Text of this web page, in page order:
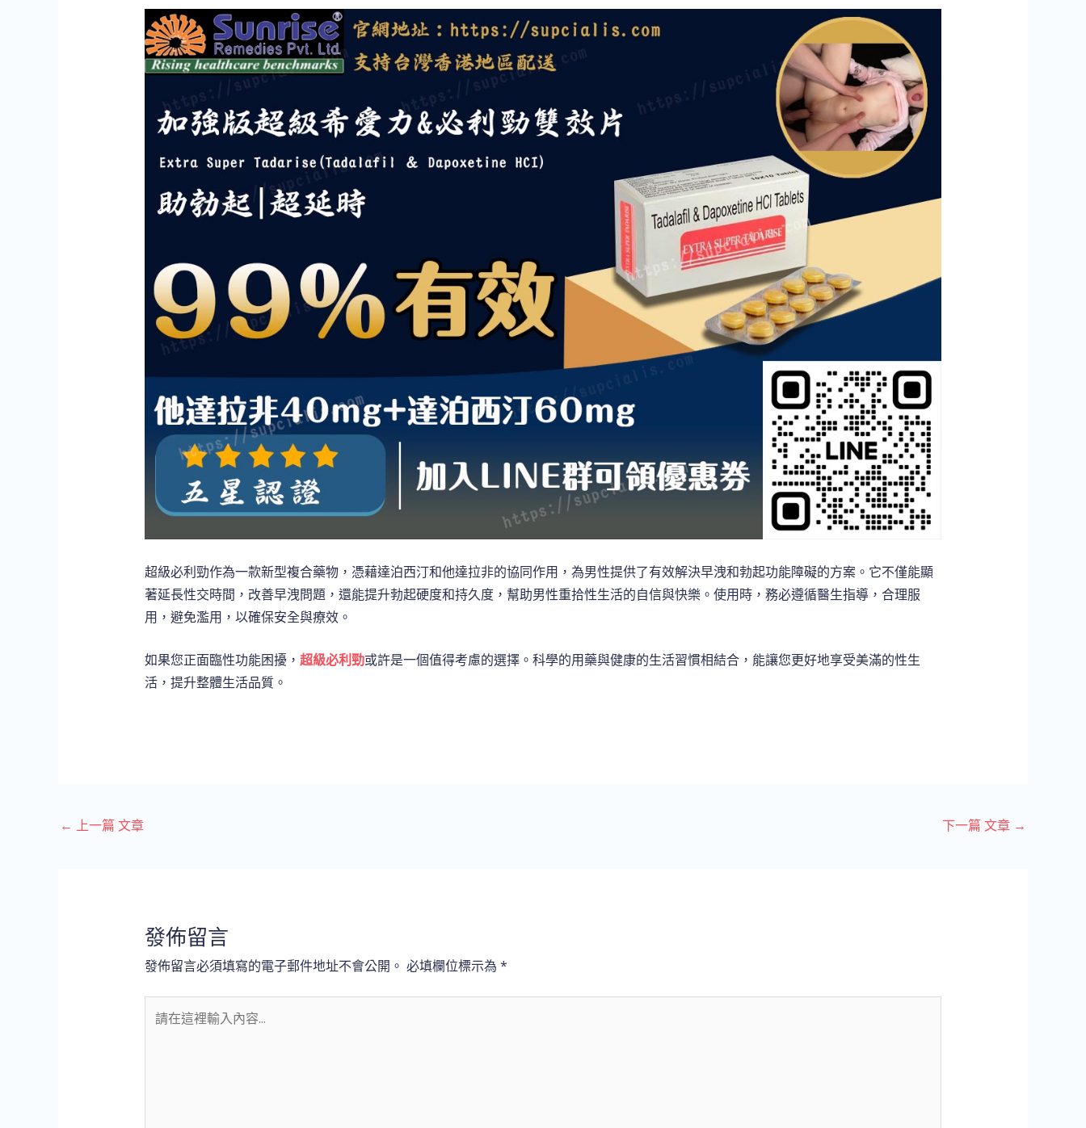
超級必利勁作為一款新型複合藥物，憑藉達泊西汀和他達拉非的協同作用，為男性提供了有效解決早洩和勃起功能障礙的方案。它不僅能顯
著延長性交時間，改善早洩問題，還能提升勃起硬度和持久度，幫助男性重拾性生活的自信與快樂。使用時，務必遵循醫生指導，合理服
用，避免濫用，以確保安全與療效。
如果您正面臨性功能困擾， 超級必利勁或許是一個值得考慮的選擇。科學的用藥與健康的生活習慣相結合，能讓您更好地享受美滿的性生
活，提升整體生活品質。
← 上一篇 文章 下一篇 文章 →
發佈留言
發佈留言必須填寫的電子郵件地址不會公開。 必填欄位標示為 *
在